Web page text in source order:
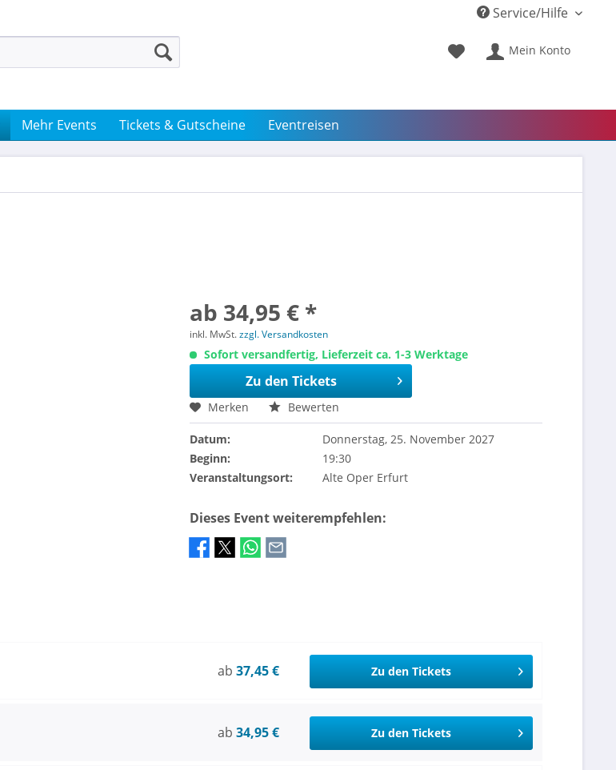
Service/Hilfe
Mein Konto
Mehr Events Tickets & Gutscheine Eventreisen
ab 34,95 € *
inkl. MwSt.zzgl. Versandkosten
Sofort versandfertig, Lieferzeit ca. 1-3 Werktage
Zu den Tickets
Merken Bewerten
Datum:
Donnerstag, 25. November 2027
Beginn:
19:30
Veranstaltungsort:
Alte Oper Erfurt
Dieses Event weiterempfehlen:
ab 37,45 € Zu den Tickets
ab 34,95 € Zu den Tickets